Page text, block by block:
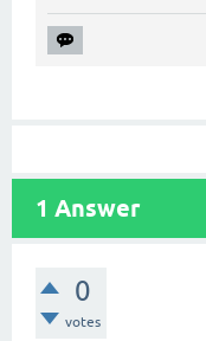
1 Answer
0
votes